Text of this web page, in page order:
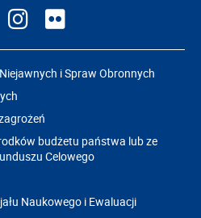
i Spraw Obronnych
budżetu państwa lub ze
Celowego
Naukowego i Ewaluacji